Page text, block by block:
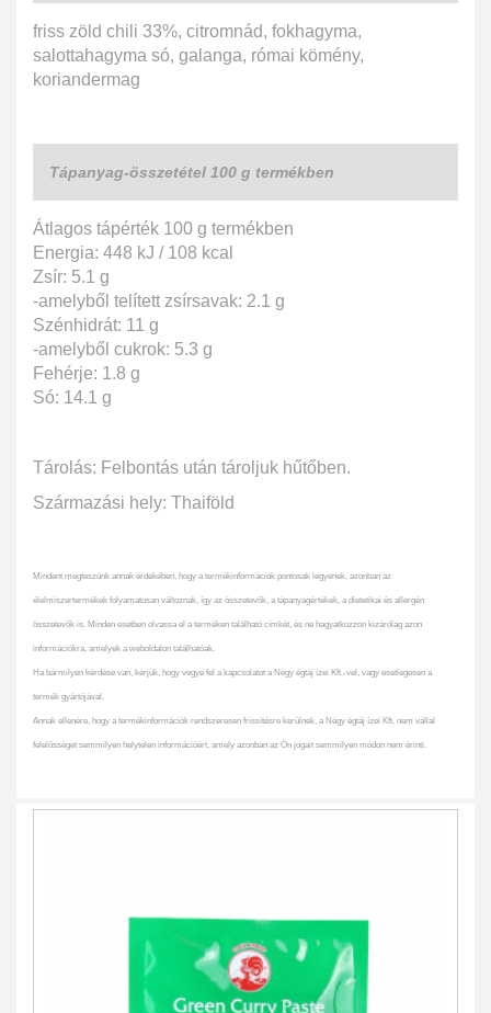
friss zöld chili 33%, citromnád, fokhagyma,
salottahagyma só, galanga, római kömény,
koriandermag
Tápanyag-összetétel 100 g termékben
Átlagos tápérték 100 g termékben
Energia: 448 kJ / 108 kcal
Zsír: 5.1 g
-amelyből telített zsírsavak: 2.1 g
Szénhidrát: 11 g
-amelyből cukrok: 5.3 g
Fehérje: 1.8 g
Só: 14.1 g
Tárolás: Felbontás után tároljuk hűtőben.
Származási hely: Thaiföld
Mindent megteszünk annak érdekében, hogy a termékinformációk pontosak legyenek, azonban az
élelmiszertermékek folyamatosan változnak, így az összetevők, a tápanyagértékek, a dietetikai és allergén
összetevők is. Minden esetben olvassa el a terméken található címkét, és ne hagyatkozzon kizárólag azon
információkra, amelyek a weboldalon találhatóak.
Ha bármilyen kérdése van, kérjük, hogy vegye fel a kapcsolatot a Négy égtáj ízei Kft.-vel, vagy esetlegesen a
termék gyártójával.
Annak ellenére, hogy a termékinformációk rendszeresen frissítésre kerülnek, a Négy égtáj ízei Kft. nem vállal
felelősséget semmilyen helytelen információért, amely azonban az Ön jogait semmilyen módon nem érinti.